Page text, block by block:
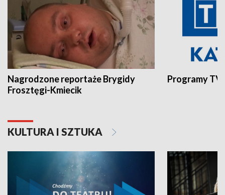
Nagrodzone reportaże Brygidy
Frosztęgi-Kmiecik
Programy
KULTURA I SZTUKA